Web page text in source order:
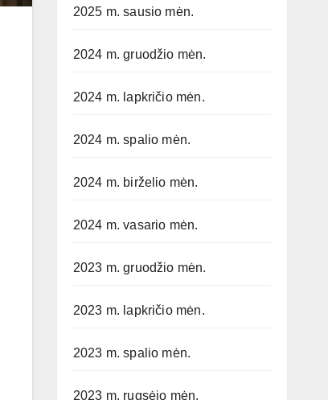
2025 m. sausio mėn.
2024 m. gruodžio mėn.
2024 m. lapkričio mėn.
2024 m. spalio mėn.
2024 m. birželio mėn.
2024 m. vasario mėn.
2023 m. gruodžio mėn.
2023 m. lapkričio mėn.
2023 m. spalio mėn.
2023 m. rugsėjo mėn.